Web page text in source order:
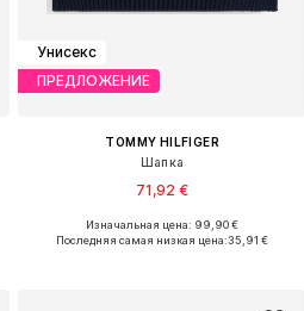
Унисекс
ПРЕДЛОЖЕНИЕ
TOMMY HILFIGER
Шапка
71,92 €
Доступные размеры: 55-60
Изначальная цена: 99,90 €
Последняя самая низкая цена:35,91 €